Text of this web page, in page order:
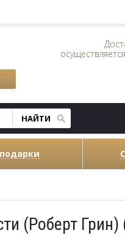
(Роберт Грин)